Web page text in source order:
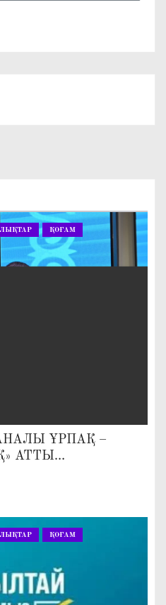
ҚОҒАМ
ҰРПАҚ –
АТТЫ
ӨТТІ
ҚОҒАМ